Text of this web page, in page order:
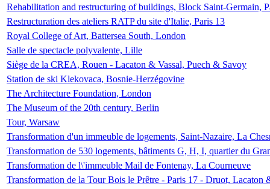
Rehabilitation and restructuring of buildings, Block Saint-Germain,
Restructuration des ateliers RATP du site d'Italie, Paris 13
Royal College of Art, Battersea South, London
Salle de spectacle polyvalente, Lille
Siège de la CREA, Rouen - Lacaton & Vassal, Puech & Savoy
Station de ski Klekovaca, Bosnie-Herzégovine
The Architecture Foundation, London
The Museum of the 20th century, Berlin
Tour, Warsaw
Transformation d'un immeuble de logements, Saint-Nazaire, La
Transformation de 530 logements, bâtiments G, H, I, quartier du
Transformation de l\'immeuble Mail de Fontenay, La Courneuve
Transformation de la Tour Bois le Prêtre - Paris 17 - Druot, Lacaton